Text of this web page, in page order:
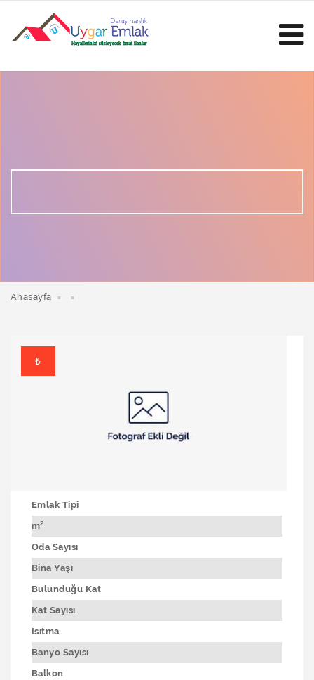
Anasayfa
₺
Emlak Tipi
m²
Oda Sayısı
Bina Yaşı
Bulunduğu Kat
Kat Sayısı
Isıtma
Banyo Sayısı
Balkon